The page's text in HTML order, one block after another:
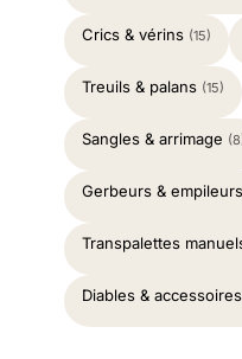
Crics & vérins (15)
Treuils & palans (15)
Sangles & arrimage
Gerbeurs & empileurs
Transpalettes
Diables & accessoires